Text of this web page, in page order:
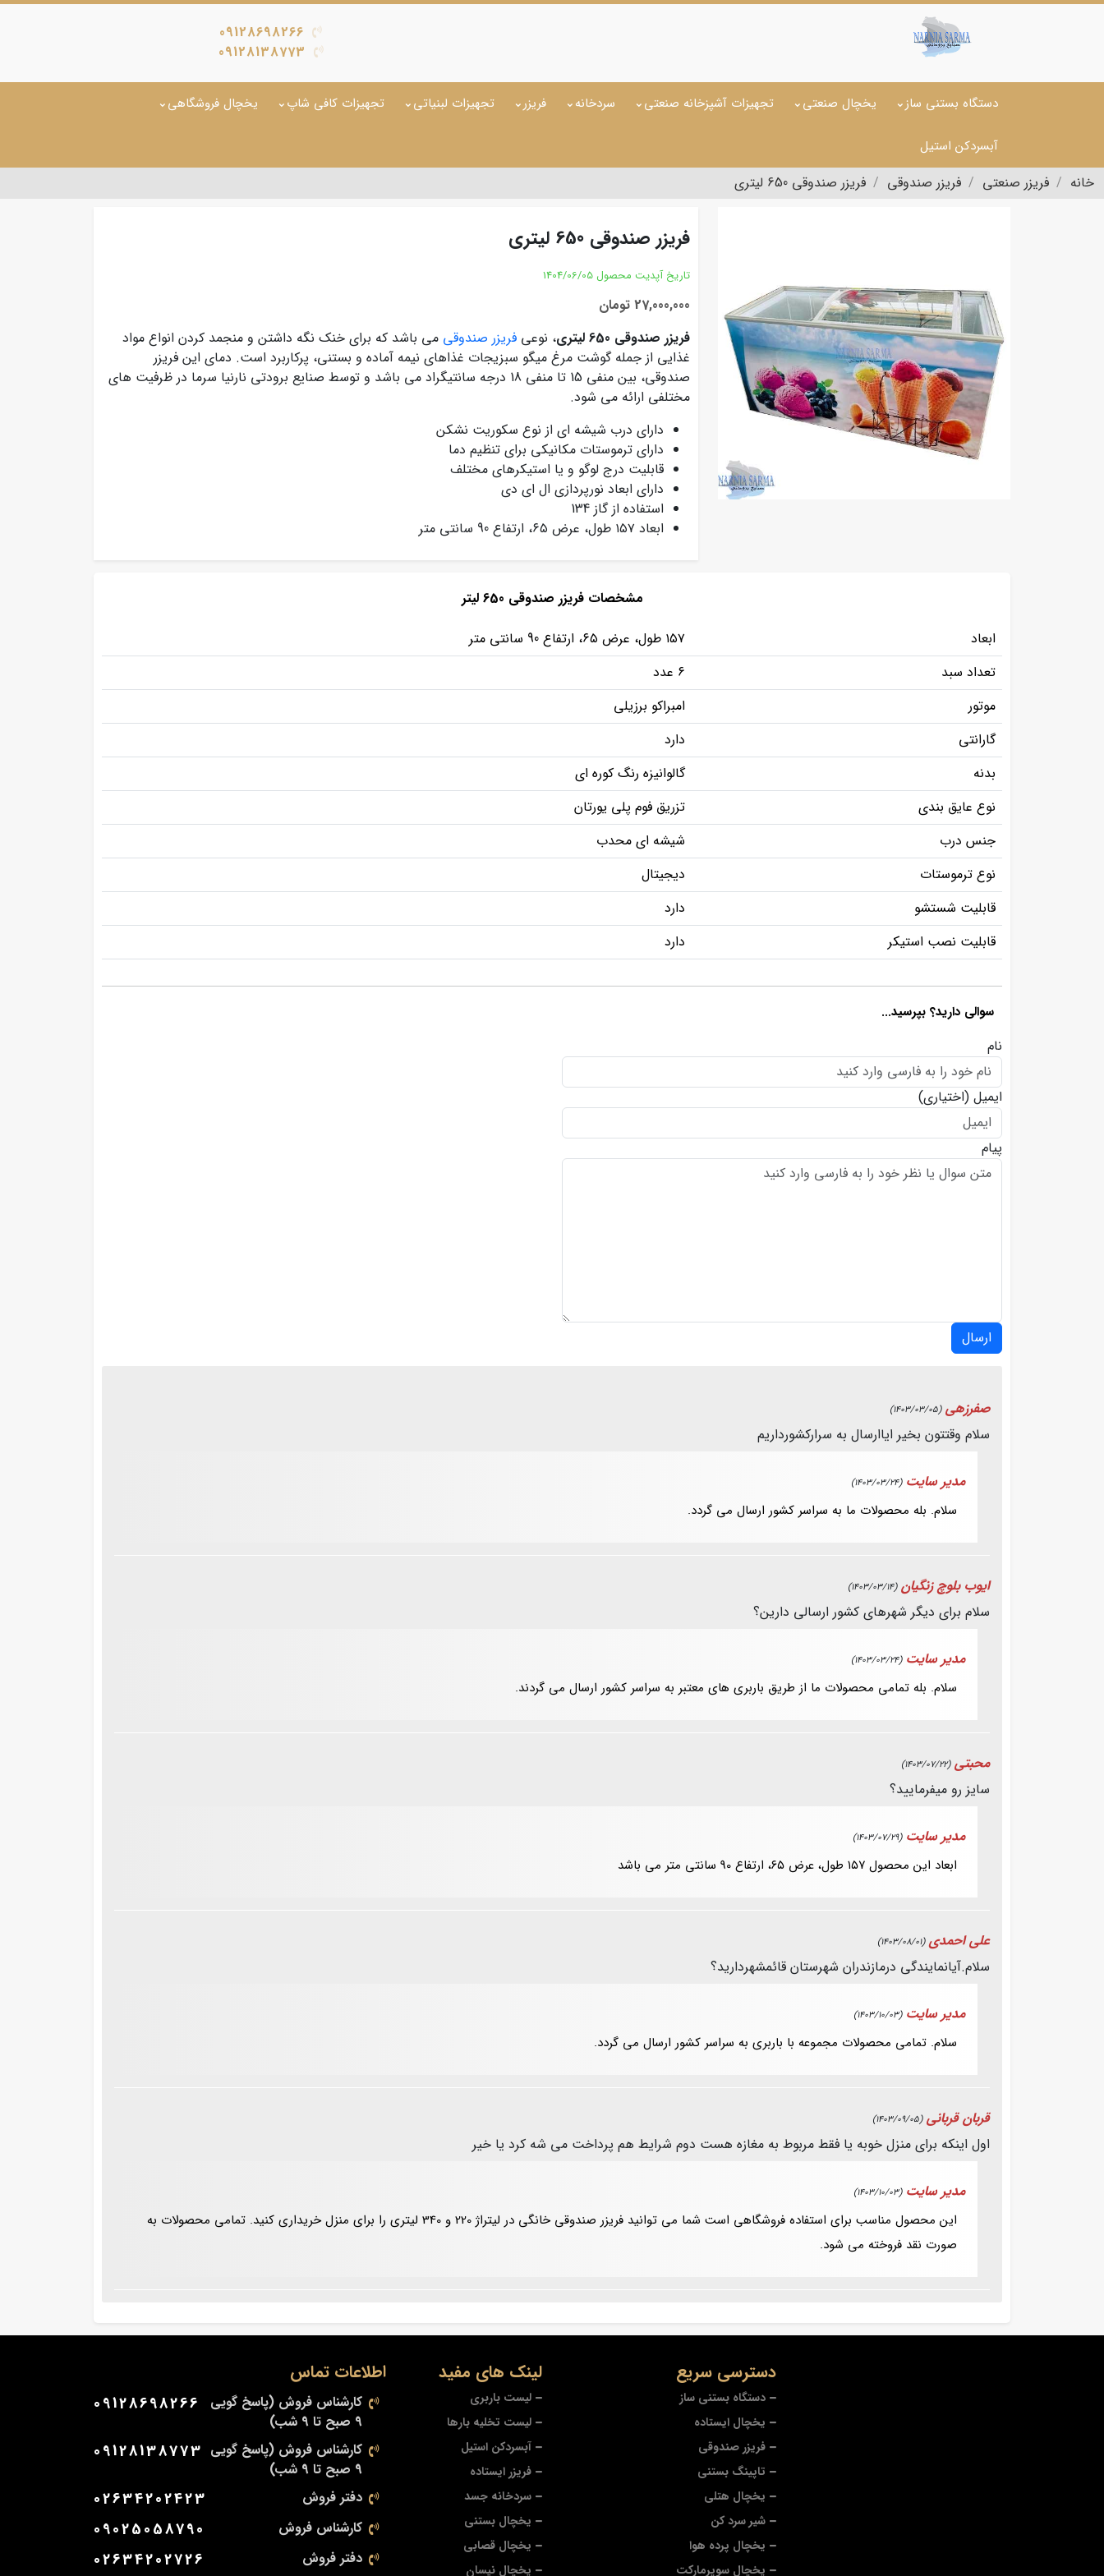
09128698266
09128138773
دستگاه بستنی ساز یخچال صنعتی تجهیزات آشپزخانه صنعتی سردخانه فریزر تجهیزات لبنیاتی تجهیزات کافی شاپ یخچال فروشگاهی
آبسردکن استیل
خانه فریزر صنعتی فریزر صندوقی فریزر صندوقی 650 لیتری
فریزر صندوقی 650 لیتری
تاریخ آپدیت محصول 1404/06/05
27,000,000 تومان
فریزر صندوقی 650 لیتری
، نوعی فریزر صندوقی می باشد که برای خنک نگه داشتن و منجمد کردن انواع مواد
غذایی از جمله گوشت مرغ میگو سبزیجات غذاهای نیمه آماده و بستنی، پرکاربرد است. دمای این فریزر
صندوقی، بین منفی 15 تا منفی 18 درجه سانتیگراد می باشد و توسط صنایع برودتی نارنیا سرما در ظرفیت های
مختلفی ارائه می شود.
دارای درب شیشه ای از نوع سکوریت نشکن
دارای ترموستات مکانیکی برای تنظیم دما
قابلیت درج لوگو و یا استیکرهای مختلف
دارای ابعاد نورپردازی ال ای دی
استفاده از گاز 134
ابعاد ۱۵۷ طول، عرض ۶۵، ارتفاع 90 سانتی متر
مشخصات فریزر صندوقی 650 لیتر
ابعاد
۱۵۷ طول، عرض ۶۵، ارتفاع 90 سانتی متر
تعداد سبد
6 عدد
موتور
امبراکو برزیلی
گارانتی
دارد
بدنه
گالوانیزه رنگ کوره ای
نوع عایق بندی
تزریق فوم پلی یورتان
جنس درب
شیشه ای محدب
نوع ترموستات
دیجیتال
قابلیت شستشو
دارد
قابلیت نصب استیکر
دارد
سوالی دارید؟ بپرسید...
نام
ایمیل (اختیاری)
پیام
ارسال
صفرزهی (1403/03/05)
سلام وقتتون بخیر ایاارسال به سرارکشورداریم
مدیر سایت (1403/03/24)
سلام. بله محصولات ما به سراسر کشور ارسال می گردد.
ایوب بلوچ زنگیان (1403/03/14)
سلام برای دیگر شهرهای کشور ارسالی دارین؟
مدیر سایت (1403/03/24)
سلام. بله تمامی محصولات ما از طریق باربری های معتبر به سراسر کشور ارسال می گردند.
محبتی (1403/07/22)
سایز رو میفرمایید؟
مدیر سایت (1403/07/29)
ابعاد این محصول ۱۵۷ طول، عرض ۶۵، ارتفاع 90 سانتی متر می باشد
علی احمدی (1403/08/01)
سلام.آیانمایندگی درمازندران شهرستان قائمشهردارید؟
مدیر سایت (1403/10/03)
سلام. تمامی محصولات مجموعه با باربری به سراسر کشور ارسال می گردد.
قربان قربانی(1403/09/05)
اول اینکه برای منزل خوبه یا فقط مربوط به مغازه هست دوم شرایط هم پرداخت می شه کرد یا خیر
مدیر سایت (1403/10/03)
این محصول مناسب برای استفاده فروشگاهی است شما می توانید فریزر صندوقی خانگی در لیتراژ 220 و 340 لیتری را برای منزل خریداری کنید. تمامی محصولات به
صورت نقد فروخته می شود.
دسترسی سریع
دستگاه بستنی ساز
یخچال ایستاده
فریزر صندوقی
تاپینگ بستنی
یخچال هتلی
شیر سرد کن
یخچال پرده هوا
یخچال سوپرمارکت
لینک های مفید
لیست باربری
لیست تخلیه بارها
آبسردکن استیل
فریزر ایستاده
سردخانه جسد
یخچال بستنی
یخچال قصابی
یخچال نیسان
اطلاعات تماس
کارشناس فروش (پاسخ گویی
9 صبح تا 9 شب)
09128698266
کارشناس فروش (پاسخ گویی
9 صبح تا 9 شب)
09128138773
دفتر فروش 02634202423
کارشناس فروش 09025058790
دفتر فروش 02634202726